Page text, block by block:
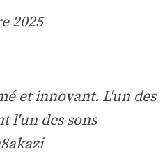
2025
et innovant. L'un des
l'un des sons